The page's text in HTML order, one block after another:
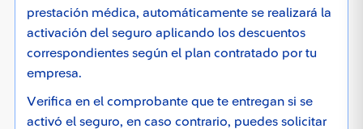
prestación médica, automáticamente se realizará la
activación del seguro aplicando los descuentos
correspondientes según el plan contratado por tu
empresa.
Verifica en el comprobante que te entregan si se
activó el seguro, en caso contrario, puedes solicitar